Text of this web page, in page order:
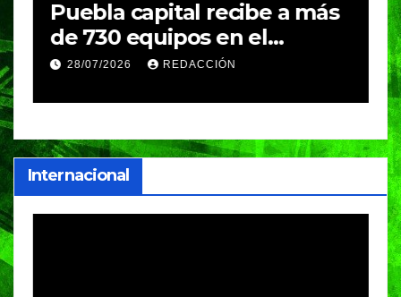
Puebla capital recibe a más
de 730 equipos en el
Festival Máster de Voleibol
28/07/2026 REDACCIÓN
Internacional